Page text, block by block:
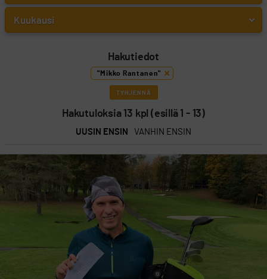
Hakutiedot
"Mikko Rantanen"
TYHJENNÄ
Hakutuloksia 13 kpl (esillä 1 - 13)
UUSIN ENSIN VANHIN ENSIN